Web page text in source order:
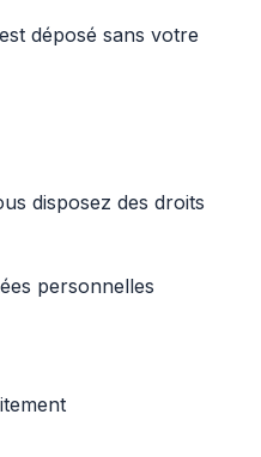
déposé sans votre
disposez des droits
personnelles